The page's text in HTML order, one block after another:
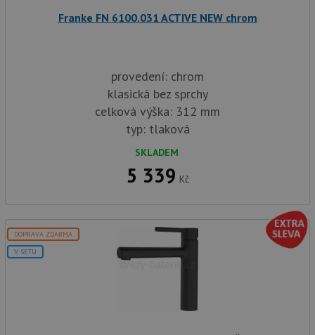
Franke FN 6100.031 ACTIVE NEW chrom
provedení: chrom
klasická bez sprchy
celková výška: 312 mm
typ: tlaková
SKLADEM
5 339 Kč
DOPRAVA ZDARMA
V SETU